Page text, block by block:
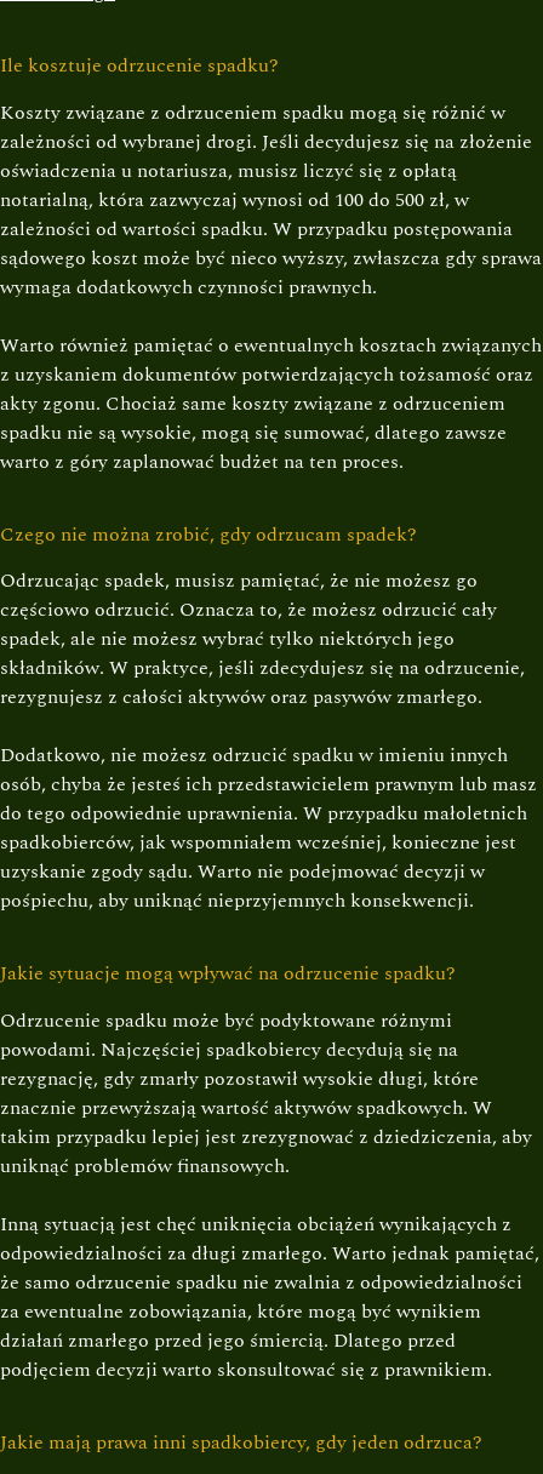
Ile kosztuje odrzucenie spadku?
Koszty związane z odrzuceniem spadku mogą się różnić w
zależności od wybranej drogi. Jeśli decydujesz się na złożenie
oświadczenia u notariusza, musisz liczyć się z opłatą
notarialną, która zazwyczaj wynosi od 100 do 500 zł, w
zależności od wartości spadku. W przypadku postępowania
sądowego koszt może być nieco wyższy, zwłaszcza gdy sprawa
wymaga dodatkowych czynności prawnych.
Warto również pamiętać o ewentualnych kosztach związanych
z uzyskaniem dokumentów potwierdzających tożsamość oraz
akty zgonu. Chociaż same koszty związane z odrzuceniem
spadku nie są wysokie, mogą się sumować, dlatego zawsze
warto z góry zaplanować budżet na ten proces.
Czego nie można zrobić, gdy odrzucam spadek?
Odrzucając spadek, musisz pamiętać, że nie możesz go
częściowo odrzucić. Oznacza to, że możesz odrzucić cały
spadek, ale nie możesz wybrać tylko niektórych jego
składników. W praktyce, jeśli zdecydujesz się na odrzucenie,
rezygnujesz z całości aktywów oraz pasywów zmarłego.
Dodatkowo, nie możesz odrzucić spadku w imieniu innych
osób, chyba że jesteś ich przedstawicielem prawnym lub masz
do tego odpowiednie uprawnienia. W przypadku małoletnich
spadkobierców, jak wspomniałem wcześniej, konieczne jest
uzyskanie zgody sądu. Warto nie podejmować decyzji w
pośpiechu, aby uniknąć nieprzyjemnych konsekwencji.
Jakie sytuacje mogą wpływać na odrzucenie spadku?
Odrzucenie spadku może być podyktowane różnymi
powodami. Najczęściej spadkobiercy decydują się na
rezygnację, gdy zmarły pozostawił wysokie długi, które
znacznie przewyższają wartość aktywów spadkowych. W
takim przypadku lepiej jest zrezygnować z dziedziczenia, aby
uniknąć problemów finansowych.
Inną sytuacją jest chęć uniknięcia obciążeń wynikających z
odpowiedzialności za długi zmarłego. Warto jednak pamiętać,
że samo odrzucenie spadku nie zwalnia z odpowiedzialności
za ewentualne zobowiązania, które mogą być wynikiem
działań zmarłego przed jego śmiercią. Dlatego przed
podjęciem decyzji warto skonsultować się z prawnikiem.
Jakie mają prawa inni spadkobiercy, gdy jeden odrzuca?